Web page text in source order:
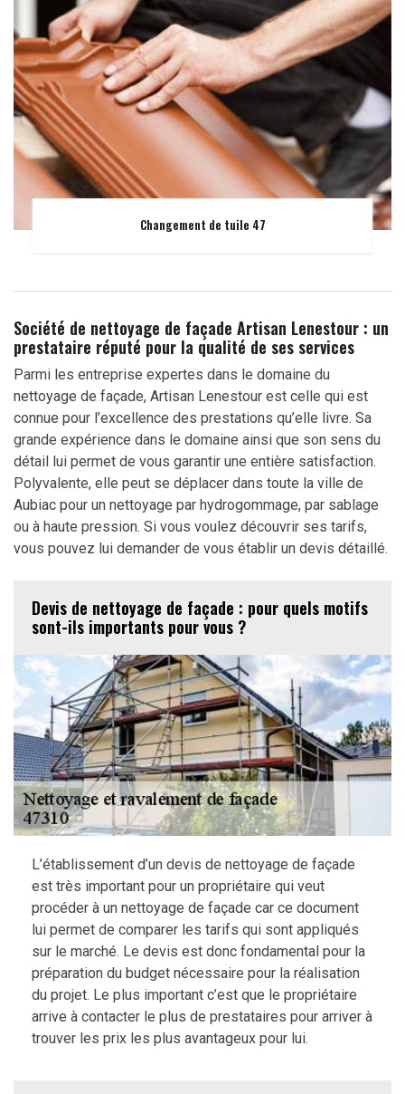
Changement de tuile 47
Société de nettoyage de façade Artisan Lenestour : un
prestataire réputé pour la qualité de ses services
Parmi les entreprise expertes dans le domaine du
nettoyage de façade, Artisan Lenestour est celle qui est
connue pour l’excellence des prestations qu’elle livre. Sa
grande expérience dans le domaine ainsi que son sens du
détail lui permet de vous garantir une entière satisfaction.
Polyvalente, elle peut se déplacer dans toute la ville de
Aubiac pour un nettoyage par hydrogommage, par sablage
ou à haute pression. Si vous voulez découvrir ses tarifs,
vous pouvez lui demander de vous établir un devis détaillé.
Devis de nettoyage de façade : pour quels motifs
sont-ils importants pour vous ?
L’établissement d’un devis de nettoyage de façade
est très important pour un propriétaire qui veut
procéder à un nettoyage de façade car ce document
lui permet de comparer les tarifs qui sont appliqués
sur le marché. Le devis est donc fondamental pour la
préparation du budget nécessaire pour la réalisation
du projet. Le plus important c’est que le propriétaire
arrive à contacter le plus de prestataires pour arriver à
trouver les prix les plus avantageux pour lui.